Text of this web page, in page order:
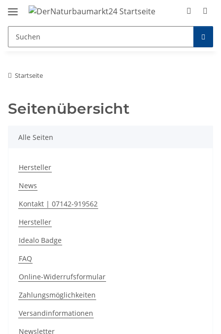
Startseite
Seitenübersicht
Alle Seiten
Hersteller
News
Kontakt | 07142-919562
Hersteller
Idealo Badge
FAQ
Online-Widerrufsformular
Zahlungsmöglichkeiten
Versandinformationen
Newsletter